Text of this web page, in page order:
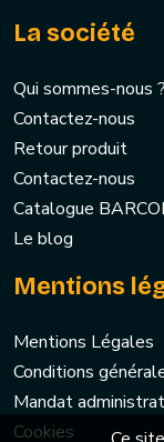
La société
Qui sommes-nous ?
Contactez-nous
Retour produit
Contactez-nous
Catalogue
Le blog
Mentions
Mentions Légales
Conditions
Mandat
Cookies